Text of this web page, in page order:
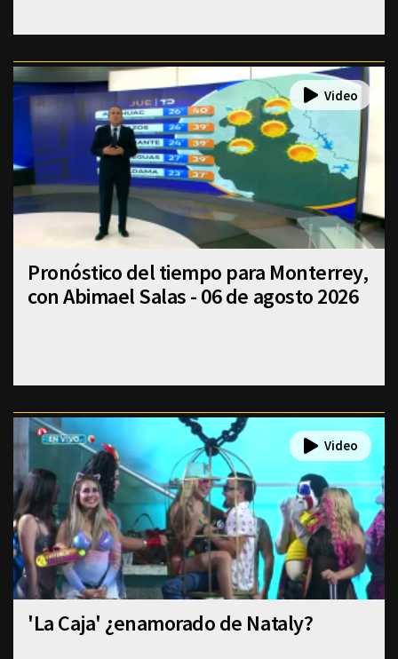
Pronóstico del tiempo para Monterrey,
con Abimael Salas - 06 de agosto 2026
'La Caja' ¿enamorado de Nataly?